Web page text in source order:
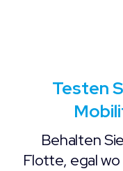
Testen
Behalten
Flotte, egal